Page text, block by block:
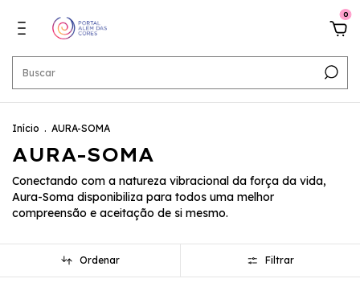
0
Início . AURA-SOMA
AURA-SOMA
Conectando com a natureza vibracional da força da vida,
Aura-Soma disponibiliza para todos uma melhor
compreensão e aceitação de si mesmo.
Ordenar Filtrar